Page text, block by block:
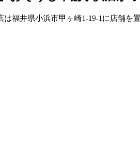
福井県小浜市甲ヶ崎1-19-1に店舗を置